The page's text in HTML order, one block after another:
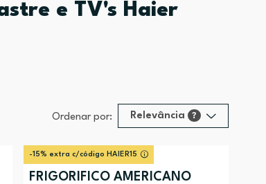
e TV's Haier
Ordenar por: Relevância ?
Relevância
Preço (mais alto)
-15% extra c/código HAIER15
FRIGORÍFICO AMERICANO